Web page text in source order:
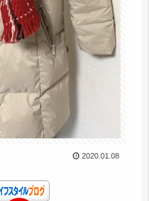
2020.01.08